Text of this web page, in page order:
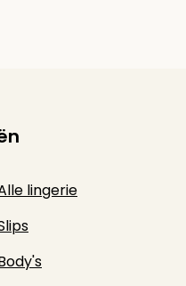
lingerie